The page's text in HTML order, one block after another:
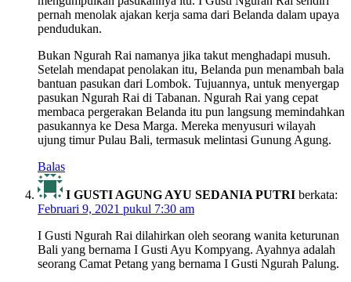
pernah menolak ajakan kerja sama dari Belanda dalam upaya
pendudukan.
Bukan Ngurah Rai namanya jika takut menghadapi musuh.
Setelah mendapat penolakan itu, Belanda pun menambah bala
bantuan pasukan dari Lombok. Tujuannya, untuk menyergap
pasukan Ngurah Rai di Tabanan. Ngurah Rai yang cepat
membaca pergerakan Belanda itu pun langsung memindahkan
pasukannya ke Desa Marga. Mereka menyusuri wilayah
ujung timur Pulau Bali, termasuk melintasi Gunung Agung.
Balas
I GUSTI AGUNG AYU SEDANIA PUTRI berkata:
Februari 9, 2021 pukul 7:30 am
I Gusti Ngurah Rai dilahirkan oleh seorang wanita keturunan
Bali yang bernama I Gusti Ayu Kompyang. Ayahnya adalah
seorang Camat Petang yang bernama I Gusti Ngurah Palung.